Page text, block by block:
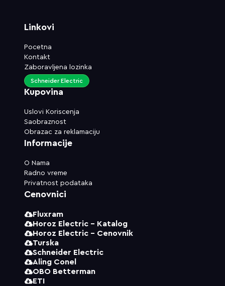
Linkovi
Pocetna
Kontakt
Zaboravljena lozinka
Kupovina
Uslovi Koriscenja
Saobraznost
Obrazac za reklamaciju
Schneider Electric
Informacije
O Nama
Radno vreme
Privatnost podataka
Cenovnici
Fluxram
Horoz Electric - Katalog
Horoz Electric - Cenovnik
Turska
Schneider Electric
Aling Conel
OBO Betterman
ETI